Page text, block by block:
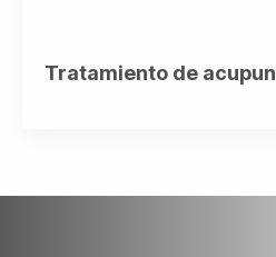
Tratamiento de